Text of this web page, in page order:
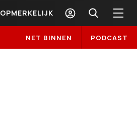
OPMERKELIJK
NET BINNEN PODCAST